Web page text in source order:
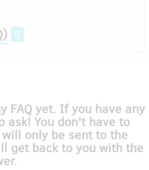
0
FAQ yet. If you have any
ask! You don't have to
only be sent to the
get back to you with the